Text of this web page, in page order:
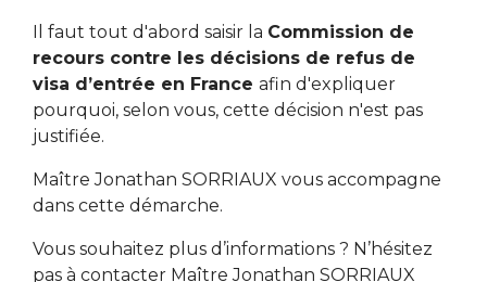
Il faut tout d'abord saisir la Commission de
recours contre les décisions de refus de
visa d’entrée en France afin d'expliquer
pourquoi, selon vous, cette décision n'est pas
justifiée.
Maître Jonathan SORRIAUX vous accompagne
dans cette démarche.
Vous souhaitez plus d’informations ? N’hésitez
pas à contacter Maître Jonathan SORRIAUX